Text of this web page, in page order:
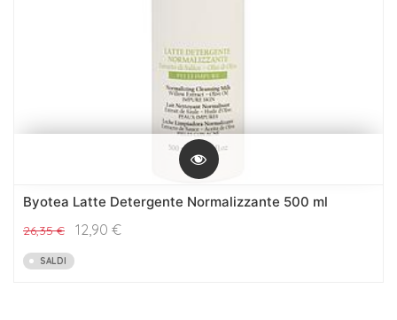
Byotea Latte Detergente Normalizzante 500 ml
26,35€ 12,90 €
SALDI